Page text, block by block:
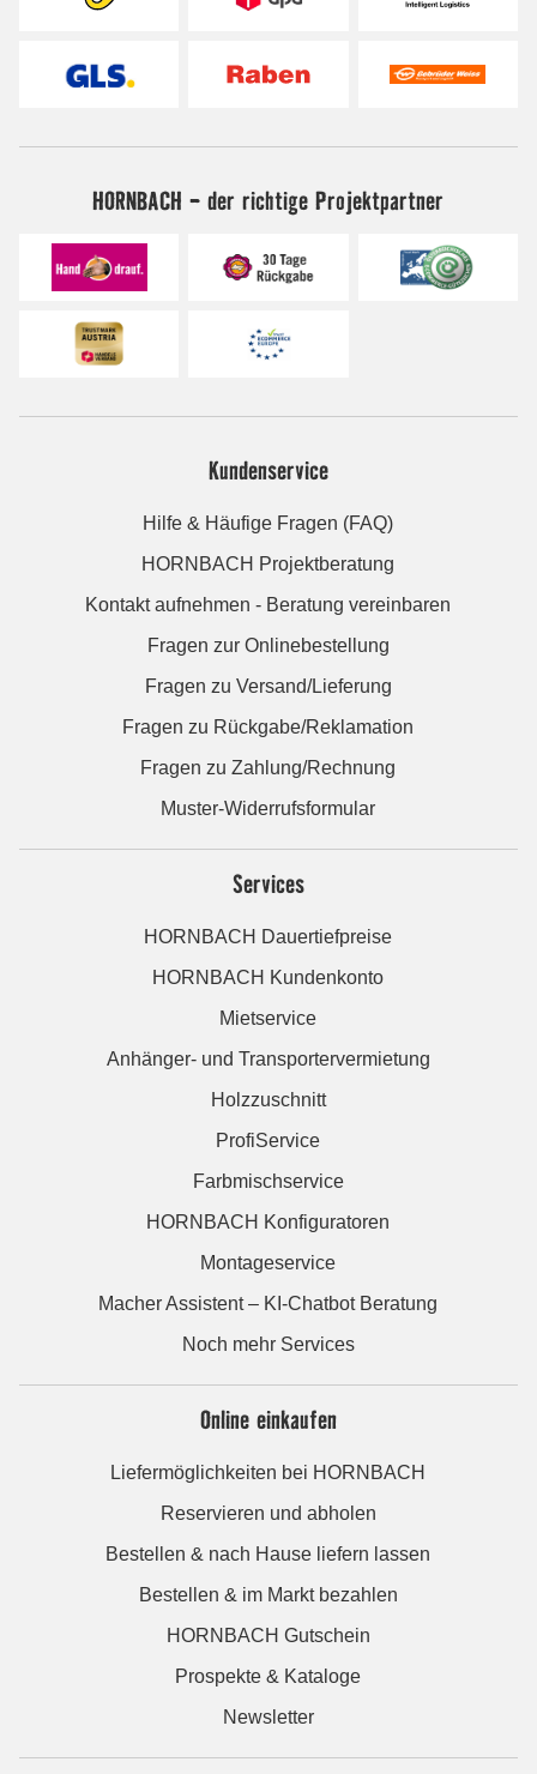
HORNBACH - der richtige Projektpartner
Kundenservice
Hilfe & Häufige Fragen (FAQ)
HORNBACH Projektberatung
Kontakt aufnehmen - Beratung vereinbaren
Fragen zur Onlinebestellung
Fragen zu Versand/Lieferung
Fragen zu Rückgabe/Reklamation
Fragen zu Zahlung/Rechnung
Muster-Widerrufsformular
Services
HORNBACH Dauertiefpreise
HORNBACH Kundenkonto
Mietservice
Anhänger- und Transportervermietung
Holzzuschnitt
ProfiService
Farbmischservice
HORNBACH Konfiguratoren
Montageservice
Macher Assistent – KI-Chatbot Beratung
Noch mehr Services
Online einkaufen
Liefermöglichkeiten bei HORNBACH
Reservieren und abholen
Bestellen & nach Hause liefern lassen
Bestellen & im Markt bezahlen
HORNBACH Gutschein
Prospekte & Kataloge
Newsletter